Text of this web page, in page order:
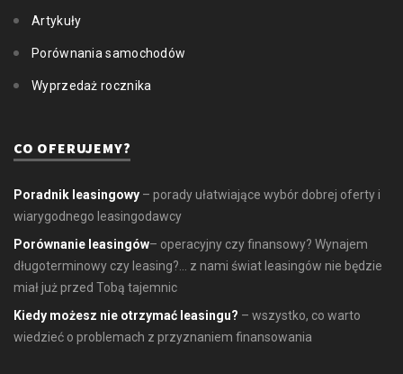
Artykuły
Porównania samochodów
Wyprzedaż rocznika
CO OFERUJEMY?
Poradnik leasingowy – porady ułatwiające wybór dobrej oferty i
wiarygodnego leasingodawcy
Porównanie leasingów– operacyjny czy finansowy? Wynajem
długoterminowy czy leasing?... z nami świat leasingów nie będzie
miał już przed Tobą tajemnic
Kiedy możesz nie otrzymać leasingu? – wszystko, co warto
wiedzieć o problemach z przyznaniem finansowania